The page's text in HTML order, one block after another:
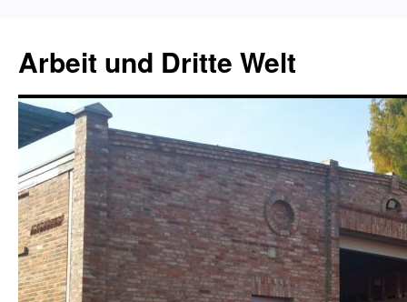
springen
Arbeit und Dritte Welt